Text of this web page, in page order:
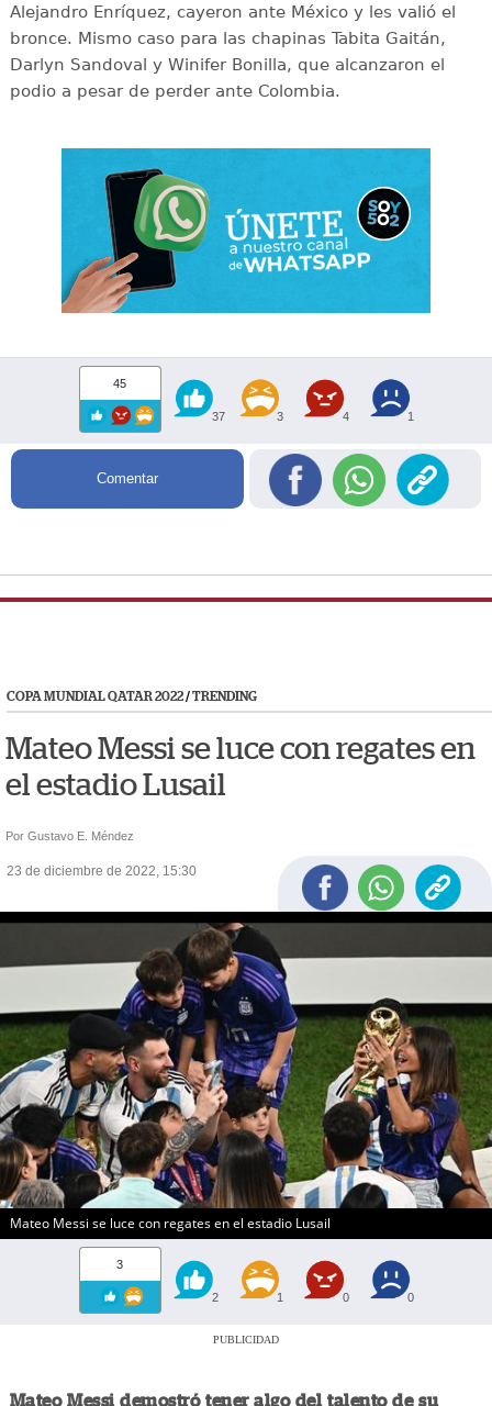
Alejandro Enríquez, cayeron ante México y les valió el
bronce. Mismo caso para las chapinas Tabita Gaitán,
Darlyn Sandoval y Winifer Bonilla, que alcanzaron el
podio a pesar de perder ante Colombia.
45
37 3 4 1
Comentar
COPA MUNDIAL QATAR 2022/TRENDING
Mateo Messi se luce con regates en
el estadio Lusail
Por Gustavo E. Méndez
23 de diciembre de 2022, 15:30
Mateo Messi se luce con regates en el estadio Lusail
3
2 1 0 0
PUBLICIDAD
Mateo Messi demostró tener algo del talento de su